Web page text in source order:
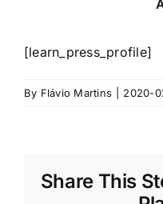
[learn_press_profile]
By Flávio Martins 2020-
Share This